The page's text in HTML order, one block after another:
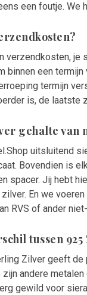
een foutje. We
verzendkosten, je
binnen een
termijn
is, de laatste
gehalte van
uitsluitend
Bovendien is
spacer. Jij hebt
En we
RVS of ander
tussen
Zilver geeft de
zijn andere
gewild voor